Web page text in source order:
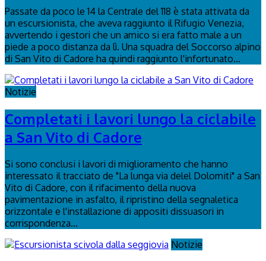
Passate da poco le 14 la Centrale del 118 è stata attivata da
un escursionista, che aveva raggiunto il Rifugio Venezia,
avvertendo i gestori che un amico si era fatto male a un
piede a poco distanza da lì. Una squadra del Soccorso alpino
di San Vito di Cadore ha quindi raggiunto l'infortunato...
Notizie
Completati i lavori lungo la ciclabile
a San Vito di Cadore
Si sono conclusi i lavori di miglioramento che hanno
interessato il tracciato de "La lunga via delel Dolomiti" a San
Vito di Cadore, con il rifacimento della nuova
pavimentazione in asfalto, il ripristino della segnaletica
orizzontale e l'installazione di appositi dissuasori in
corrispondenza...
Notizie